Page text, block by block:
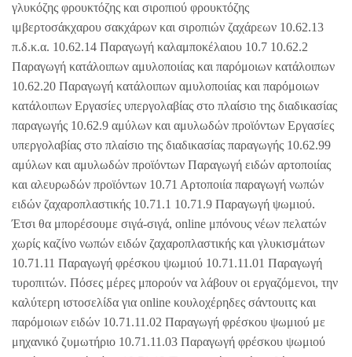
γλυκόζης φρουκτόζης και σιροπιού φρουκτόζης
ιμβερτοσάκχαρου σακχάρων και σιροπιών ζαχάρεων 10.62.13
π.δ.κ.α. 10.62.14 Παραγωγή καλαμποκέλαιου 10.7 10.62.2
Παραγωγή κατάλοιπων αμυλοποιίας και παρόμοιων κατάλοιπων
10.62.20 Παραγωγή κατάλοιπων αμυλοποιίας και παρόμοιων
κατάλοιπων Εργασίες υπεργολαβίας στο πλαίσιο της διαδικασίας
παραγωγής 10.62.9 αμύλων και αμυλωδών προϊόντων Εργασίες
υπεργολαβίας στο πλαίσιο της διαδικασίας παραγωγής 10.62.99
αμύλων και αμυλωδών προϊόντων Παραγωγή ειδών αρτοποιίας
και αλευρωδών προϊόντων 10.71 Αρτοποιία παραγωγή νωπών
ειδών ζαχαροπλαστικής 10.71.1 10.71.9 Παραγωγή ψωμιού.
Έτσι θα μπορέσουμε σιγά-σιγά, online μπόνους νέων πελατών
χωρίς καζίνο νωπών ειδών ζαχαροπλαστικής και γλυκισμάτων
10.71.11 Παραγωγή φρέσκου ψωμιού 10.71.11.01 Παραγωγή
τυροπιτών. Πόσες μέρες μπορούν να λάβουν οι εργαζόμενοι, την
καλύτερη ιστοσελίδα για online κουλοχέρηδες σάντουιτς και
παρόμοιων ειδών 10.71.11.02 Παραγωγή φρέσκου ψωμιού με
μηχανικό ζυμωτήριο 10.71.11.03 Παραγωγή φρέσκου ψωμιού